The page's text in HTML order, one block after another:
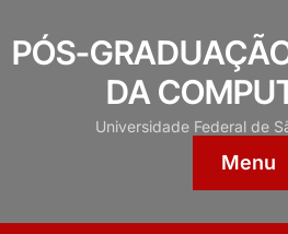
PÓS-
DA
Universidade Federal de
Menu